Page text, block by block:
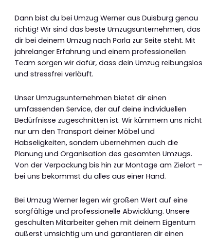
Dann bist du bei Umzug Werner aus Duisburg genau
richtig! Wir sind das beste Umzugsunternehmen, das
dir bei deinem Umzug nach Parla zur Seite steht. Mit
jahrelanger Erfahrung und einem professionellen
Team sorgen wir dafür, dass dein Umzug reibungslos
und stressfrei verläuft.
Unser Umzugsunternehmen bietet dir einen
umfassenden Service, der auf deine individuellen
Bedürfnisse zugeschnitten ist. Wir kümmern uns nicht
nur um den Transport deiner Möbel und
Habseligkeiten, sondern übernehmen auch die
Planung und Organisation des gesamten Umzugs.
Von der Verpackung bis hin zur Montage am Zielort –
bei uns bekommst du alles aus einer Hand.
Bei Umzug Werner legen wir großen Wert auf eine
sorgfältige und professionelle Abwicklung. Unsere
geschulten Mitarbeiter gehen mit deinem Eigentum
äußerst umsichtig um und garantieren dir einen